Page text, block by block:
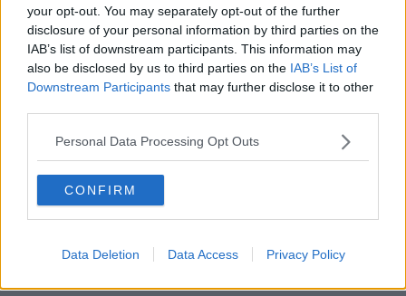
your opt-out. You may separately opt-out of the further
disclosure of your personal information by third parties on the
IAB’s list of downstream participants. This information may
also be disclosed by us to third parties on the IAB’s List of
Downstream Participants that may further disclose it to other
Personal Data Processing Opt Outs
CONFIRM
Data Deletion Data Access Privacy Policy
Vorheriger Artikel
"Ein paar
Teamkollegen
müssen aufwachen" -
Lotte Kopecky warnt
Protime nach der
Enttäuschung bei
Vlaanderen WE 2024
Nächster Artikel
"Wenn man 32 Jahre
alt ist, will man nicht
bis nach der Tour de
France warten, um zu
Victor Campenaerts
will seinen Vertrag bei
Lotto Dstny zügig